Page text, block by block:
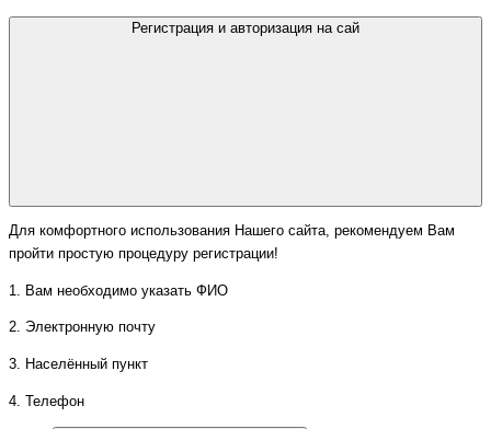
Регистрация и авторизация на сай
Для комфортного использования Нашего сайта, рекомендуем Вам
пройти простую процедуру регистрации!
1. Вам необходимо указать ФИО
2. Электронную почту
3. Населённый пункт
4. Телефон